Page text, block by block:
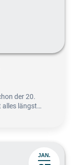
der 20.
alles längst…
JAN.